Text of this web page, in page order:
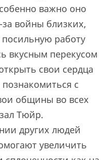
важно оно
за войны близких,
работу
вкусным перекусом
свои сердца
с
общины во всех
Тюйр.
других людей
увеличить